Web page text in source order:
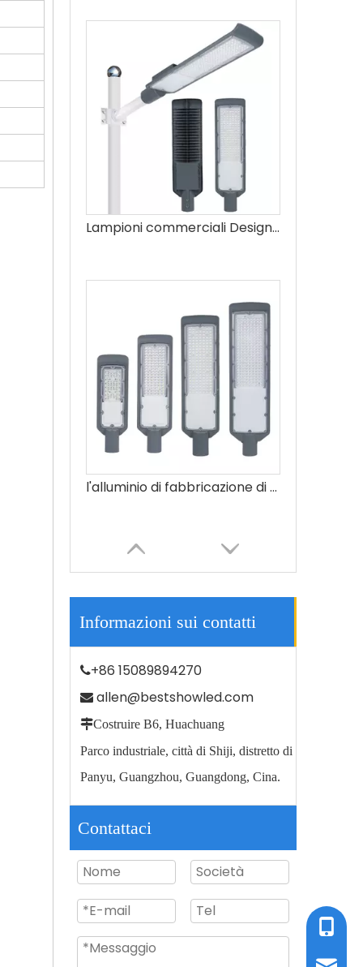
Lampioni commerciali Design moderno Smart 50w Lampione stradale a led per esterni
l'alluminio di fabbricazione di 50W 100W 150W 200W 250w ha condotto il prezzo della lampada di via
L'illuminazione esterna del giardino della strada IP66 impermeabilizza l'iluminazione pubblica principale 100w
Informazioni sui contatti
+86 15089894270
 allen@bestshowled.com
Costruire B6, Huachuang
Parco industriale, città di Shiji, distretto di
Panyu, Guangzhou, Guangdong, Cina.
Contattaci
Tel /